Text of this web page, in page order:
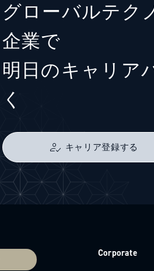
グローバルテク
企業で
明日のキャリア
く
キャリア登録する
Corporate